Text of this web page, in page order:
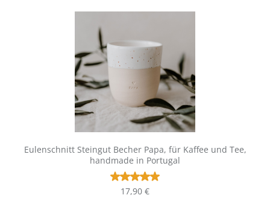
Eulenschnitt Steingut Becher Papa, für Kaffee und Tee,
handmade in Portugal
Durchschnittliche Bewertung
Regulärer Preis:
17,90 €